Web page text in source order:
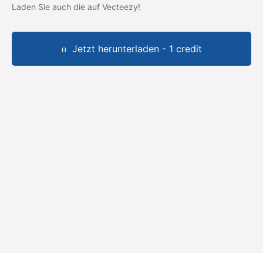
Laden Sie auch die auf Vecteezy!
Jetzt herunterladen - 1 credit